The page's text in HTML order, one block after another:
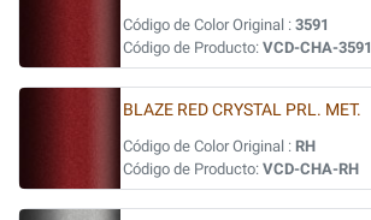
Código de Color Original : 3591
Código de Producto: VCD-CHA-3591
BLAZE RED CRYSTAL PRL. MET.
Código de Color Original : RH
Código de Producto: VCD-CHA-RH